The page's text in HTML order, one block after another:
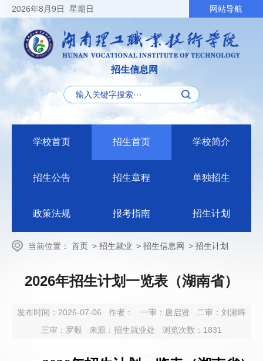
2026年8月9日 星期日 网站导航
招生信息网
学校首页 招生首页 学校简介
招生公告 招生章程 单独招生
政策法规 报考指南 招生计划
当前位置： 首页 > 招生就业 > 招生信息网 > 招生计划
2026年招生计划一览表（湖南省）
发布时间：2026-07-06 作者： 一审： 唐启贤 二审： 刘湘晖
三审： 罗毅 来源：招生就业处 浏览次数： 1831